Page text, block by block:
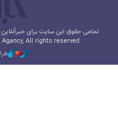
تمامی حقوق این سایت برای
All rights reserved